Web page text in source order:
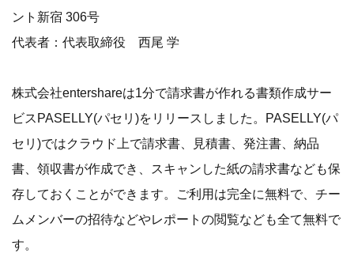
ント新宿 306号
代表者：代表取締役 西尾 学
株式会社entershareは1分で請求書が作れる書類作成サー
ビスPASELLY(パセリ)をリリースしました。PASELLY(パ
セリ)ではクラウド上で請求書、見積書、発注書、納品
書、領収書が作成でき、スキャンした紙の請求書なども保
存しておくことができます。ご利用は完全に無料で、チー
ムメンバーの招待などやレポートの閲覧なども全て無料で
す。